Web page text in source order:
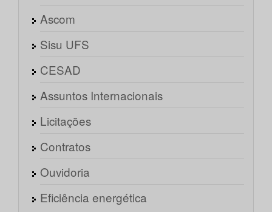
Ascom
Sisu UFS
CESAD
Assuntos Internacionais
Licitações
Contratos
Ouvidoria
Eficiência energética